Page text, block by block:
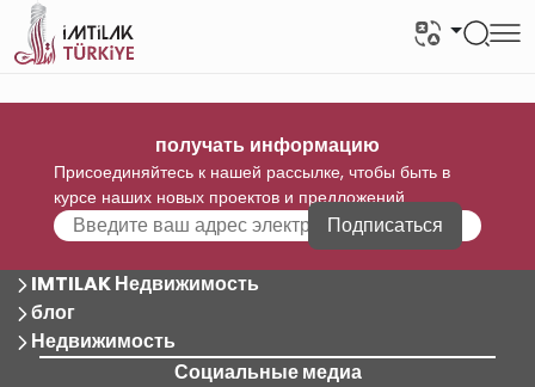
получать информацию
Присоединяйтесь к нашей рассылке, чтобы быть в
курсе наших новых проектов и предложений
Подписаться
IMTILAK Недвижимость
блог
Недвижимость
Социальные медиа